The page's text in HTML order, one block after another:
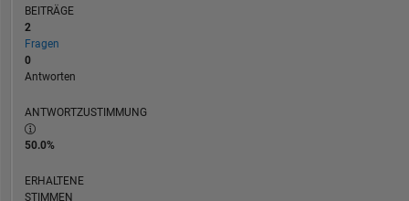
BEITRÄGE
2
Fragen
0
Antworten
ANTWORTZUSTIMMUNG
50.0%
ERHALTENE
STIMMEN